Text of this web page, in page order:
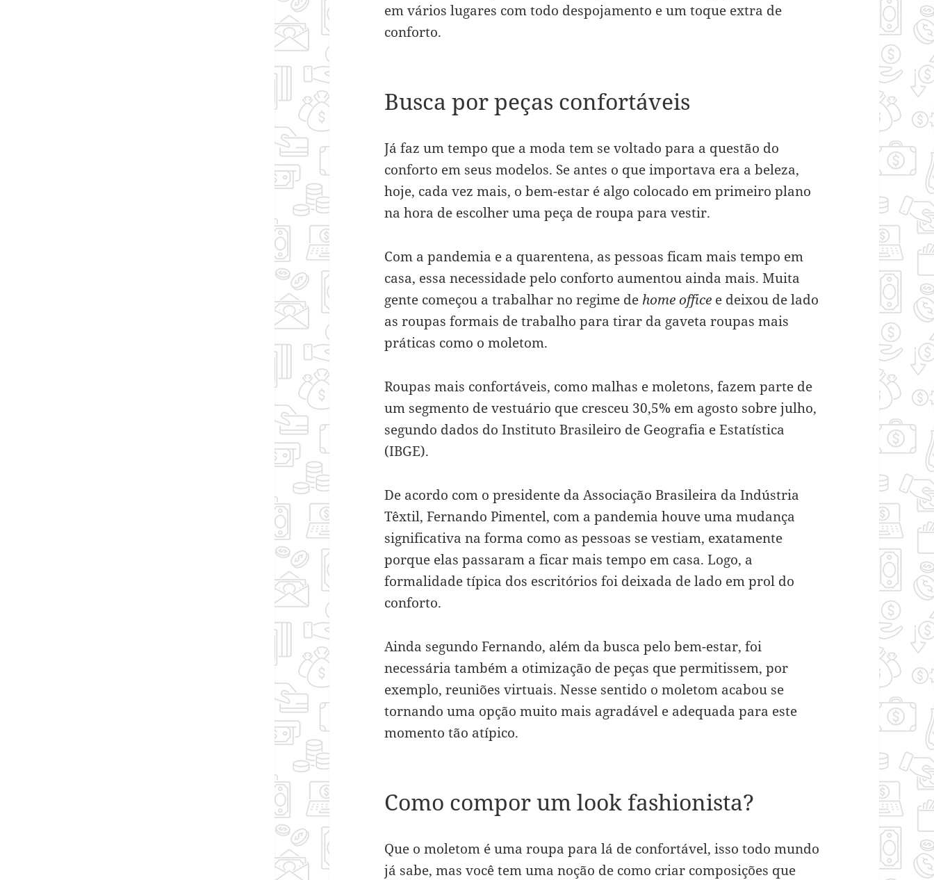
em vários lugares com todo despojamento e um toque extra de
conforto.
Busca por peças confortáveis
Já faz um tempo que a moda tem se voltado para a questão do
conforto em seus modelos. Se antes o que importava era a beleza,
hoje, cada vez mais, o bem-estar é algo colocado em primeiro plano
na hora de escolher uma peça de roupa para vestir.
Com a pandemia e a quarentena, as pessoas ficam mais tempo em
casa, essa necessidade pelo conforto aumentou ainda mais. Muita
gente começou a trabalhar no regime de home office e deixou de lado
as roupas formais de trabalho para tirar da gaveta roupas mais
práticas como o moletom.
Roupas mais confortáveis, como malhas e moletons, fazem parte de
um segmento de vestuário que cresceu 30,5% em agosto sobre julho,
segundo dados do Instituto Brasileiro de Geografia e Estatística
(IBGE).
De acordo com o presidente da Associação Brasileira da Indústria
Têxtil, Fernando Pimentel, com a pandemia houve uma mudança
significativa na forma como as pessoas se vestiam, exatamente
porque elas passaram a ficar mais tempo em casa. Logo, a
formalidade típica dos escritórios foi deixada de lado em prol do
conforto.
Ainda segundo Fernando, além da busca pelo bem-estar, foi
necessária também a otimização de peças que permitissem, por
exemplo, reuniões virtuais. Nesse sentido o moletom acabou se
tornando uma opção muito mais agradável e adequada para este
momento tão atípico.
Como compor um look fashionista?
Que o moletom é uma roupa para lá de confortável, isso todo mundo
já sabe, mas você tem uma noção de como criar composições que